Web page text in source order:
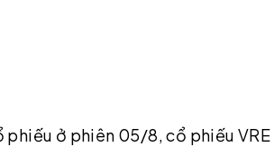
ở phiên 05/8, cổ phiếu VRE